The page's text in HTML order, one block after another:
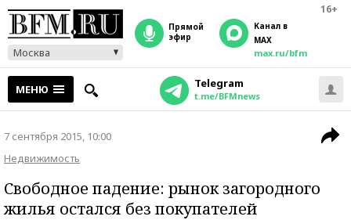
16+
Москва
прямой
эфир
Канал в
MAX
max.ru/bfm
МЕНЮ Telegram
t.me/BFMnews
7 сентября 2015, 10:00
Недвижимость
Свободное падение: рынок загородного
жилья остался без покупателей